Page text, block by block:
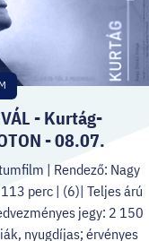
- Kurtág-
- 08.07.
| Rendező: Nagy
perc | (6)| Teljes árú
jegy: 2 150
nyugdíjas; érvényes